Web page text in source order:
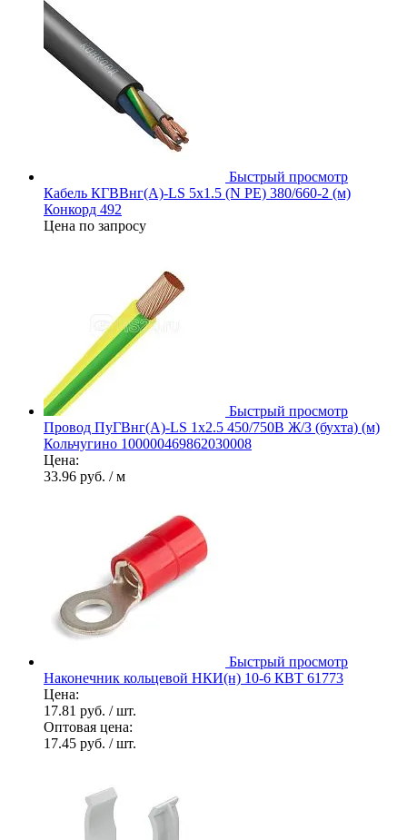
Быстрый просмотр
Кабель КГВВнг(А)-LS 5х1.5 (N PE) 380/660-2 (м)
Конкорд 492
Цена по запросу
Быстрый просмотр
Провод ПуГВнг(А)-LS 1х2.5 450/750В Ж/З (бухта) (м)
Кольчугино 100000469862030008
Цена:
33.96 руб. / м
Быстрый просмотр
Наконечник кольцевой НКИ(н) 10-6 КВТ 61773
Цена:
17.81 руб. / шт.
Оптовая цена:
17.45 руб. / шт.